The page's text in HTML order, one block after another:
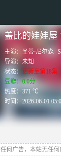
盖比的娃娃屋
主演：圣蒂·尼尔森
导演：未知
状态： 更新至第18集
豆瓣：0.0分
热度：371 ℃
时间：2026-06-01
何广告，本站无任何